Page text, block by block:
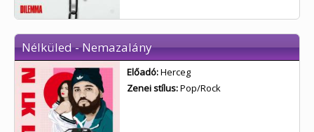
Nélküled - Nemazalány
Előadó:Herceg
Zenei stílus:Pop/Rock